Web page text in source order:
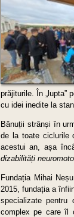
prăjiturile. În „lupta”
cu idei inedite la
Bănuții strânși în
de la toate ciclurile
acestui an, așa
dizabilități
Fundația Mihai
2015, fundația a
specializate pentru
complex pe care îl